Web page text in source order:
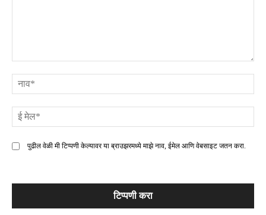
पुढील वेळी मी टिप्पणी केल्यावर या ब्राउझरमध्ये माझे नाव, ईमेल आणि वेबसाइट जतन करा.